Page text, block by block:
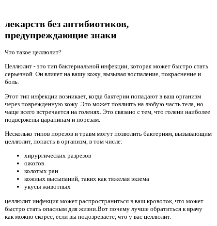
лекарств без антибиотиков,
предупреждающие знаки
Что такое целлюлит?
Целлюлит - это тип бактериальной инфекции, которая может быстро стать
серьезной. Он влияет на вашу кожу, вызывая воспаление, покраснение и
боль.
Этот тип инфекции возникает, когда бактерии попадают в ваш организм
через поврежденную кожу. Это может повлиять на любую часть тела, но
чаще всего встречается на голенях. Это связано с тем, что голени наиболее
подвержены царапинам и порезам.
Несколько типов порезов и травм могут позволить бактериям, вызывающим
целлюлит, попасть в организм, в том числе:
хирургических разрезов
ожогов
колотых ран
кожных высыпаний, таких как тяжелая экзема
укусы животных
целлюлит инфекция может распространиться в ваш кровоток, что может
быстро стать опасным для жизни.Вот почему лучше обратиться к врачу
как можно скорее, если вы подозреваете, что у вас целлюлит.